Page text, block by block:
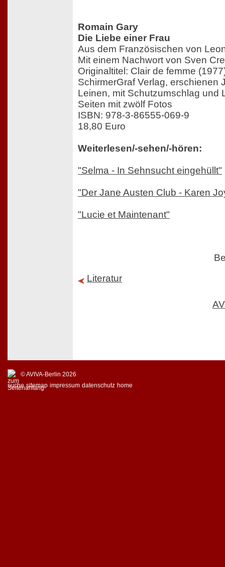
Romain Gary
Die Liebe einer Frau
Aus dem Französischen von
Mit einem Nachwort von Sven
Originaltitel: Clair de femme
SchirmerGraf Verlag, erschienen
Leinen, mit Schutzumschlag und
Seiten mit zwölf Fotos
ISBN: 978-3-86555-069-9
18,80 Euro
Weiterlesen/-sehen/-hören:
"Selma - In Sehnsucht eingehüllt"
"Der Jane Austen Club - Karen
"Lucie et Maintenant"
Literatur
© AVIVA-Berlin 2026
suche sitemap impressum datenschutz home